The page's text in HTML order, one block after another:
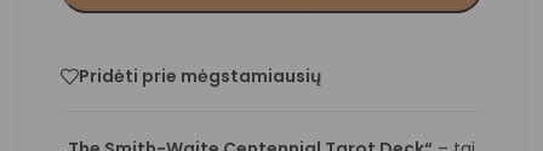
Pridėti prie mėgstamiausių